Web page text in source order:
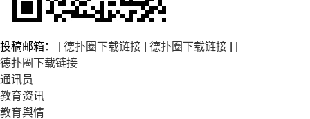
投稿邮箱： | 德扑圈下载链接 德扑圈下载链接
德扑圈下载链接
通讯员
教育资讯
教育舆情